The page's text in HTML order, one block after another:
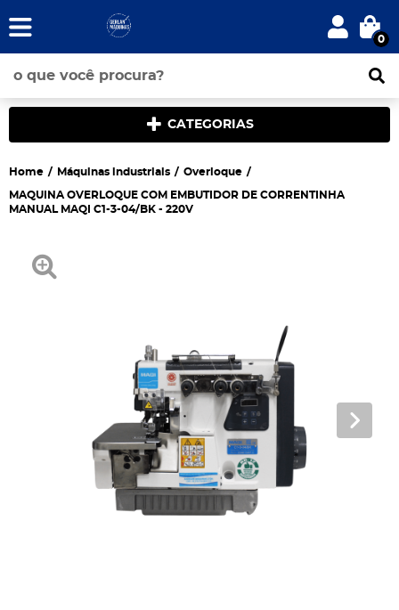
0
CATEGORIAS
Home Máquinas industriais Overloque
MAQUINA OVERLOQUE COM EMBUTIDOR DE CORRENTINHA
MANUAL MAQI C1-3-04/BK - 220V